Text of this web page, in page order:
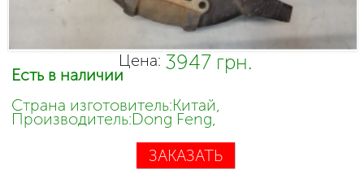
Цена: 3947 грн.
Есть в наличии
Страна изготовитель:Китай,
Производитель:Dong Feng,
ЗАКАЗАТЬ